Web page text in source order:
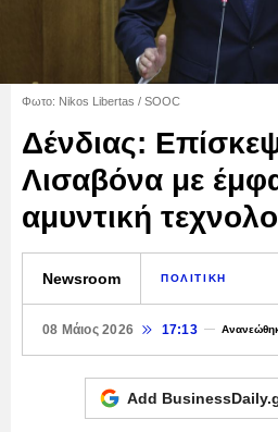
Φωτο: Nikos Libertas / SOOC
Δένδιας:
Λισαβόνα με
αμυντική
Newsroom ΠΟΛΙΤΙΚΗ
08 Μάιος 2026 17:13
Add